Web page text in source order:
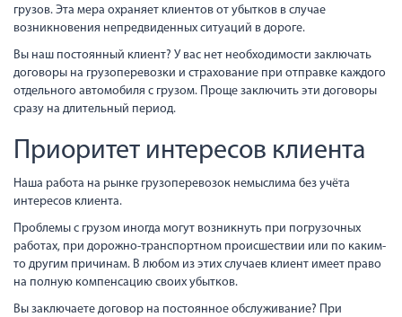
грузов. Эта мера охраняет клиентов от убытков в случае
возникновения непредвиденных ситуаций в дороге.
Вы наш постоянный клиент? У вас нет необходимости заключать
договоры на грузоперевозки и страхование при отправке каждого
отдельного автомобиля с грузом. Проще заключить эти договоры
сразу на длительный период.
Приоритет интересов клиента
Наша работа на рынке грузоперевозок немыслима без учёта
интересов клиента.
Проблемы с грузом иногда могут возникнуть при погрузочных
работах, при дорожно-транспортном происшествии или по каким-
то другим причинам. В любом из этих случаев клиент имеет право
на полную компенсацию своих убытков.
Вы заключаете договор на постоянное обслуживание? При